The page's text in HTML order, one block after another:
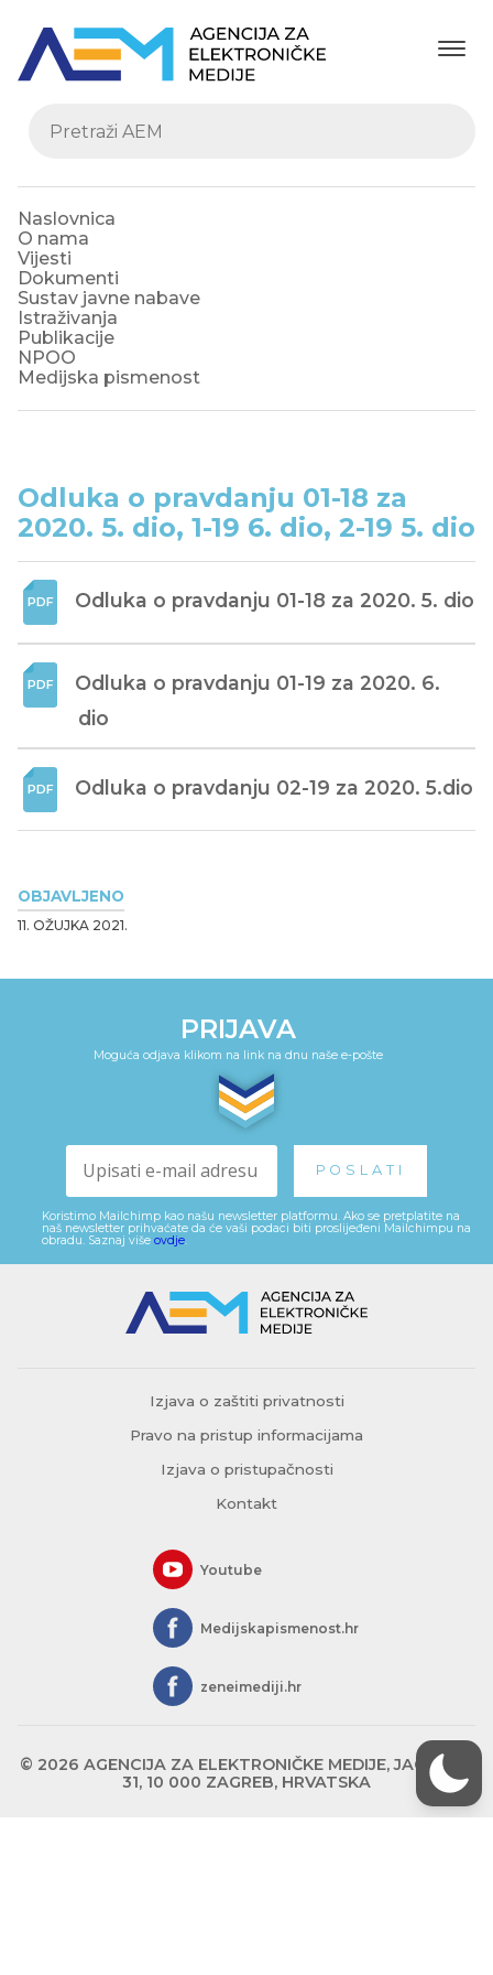
Naslovnica
O nama
Vijesti
Dokumenti
Sustav javne nabave
Istraživanja
Publikacije
NPOO
Medijska pismenost
OBJAVLJENO
11. OŽUJKA 2021.
Odluka o pravdanju 01-18 za
2020. 5. dio, 1-19 6. dio, 2-19 5. dio
Odluka o pravdanju 01-18 za 2020. 5. dio
Odluka o pravdanju 01-19 za 2020. 6.
dio
Odluka o pravdanju 02-19 za 2020. 5.dio
PRIJAVA
Moguća odjava klikom na link na dnu naše e-pošte
Koristimo Mailchimp kao našu newsletter platformu. Ako se pretplatite na
naš newsletter prihvaćate da će vaši podaci biti proslijeđeni Mailchimpu na
obradu. Saznaj više ovdje
Izjava o zaštiti privatnosti
Pravo na pristup informacijama
Izjava o pristupačnosti
Kontakt
Youtube
Medijskapismenost.hr
zeneimediji.hr
© 2026 AGENCIJA ZA ELEKTRONIČKE MEDIJE, JAGIĆEVA
31, 10 000 ZAGREB, HRVATSKA